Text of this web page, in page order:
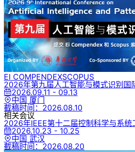
EI COMPENDEXSCOPUS
2026年第九届人工智能与模式识别国
2026.09.11 - 09.13
中国 厦门
截稿时间： 2026.08.10
相关会议
2026年IEEE第十二届控制科学与系统
2026.10.23 - 10.25
中国 武汉
截稿时间： 2026.08.20